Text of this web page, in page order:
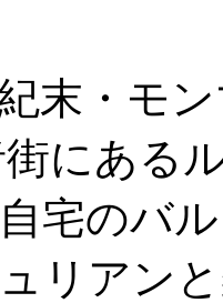
末・モ
にある
宅のバ
リアン